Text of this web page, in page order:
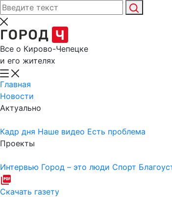
Все о Кирово-Чепецке
и его жителях
Главная
Новости
Актуально
Кадр дня Наше видео Есть проблема
Проекты
Интервью Город – это люди Спорт
Скачать газету